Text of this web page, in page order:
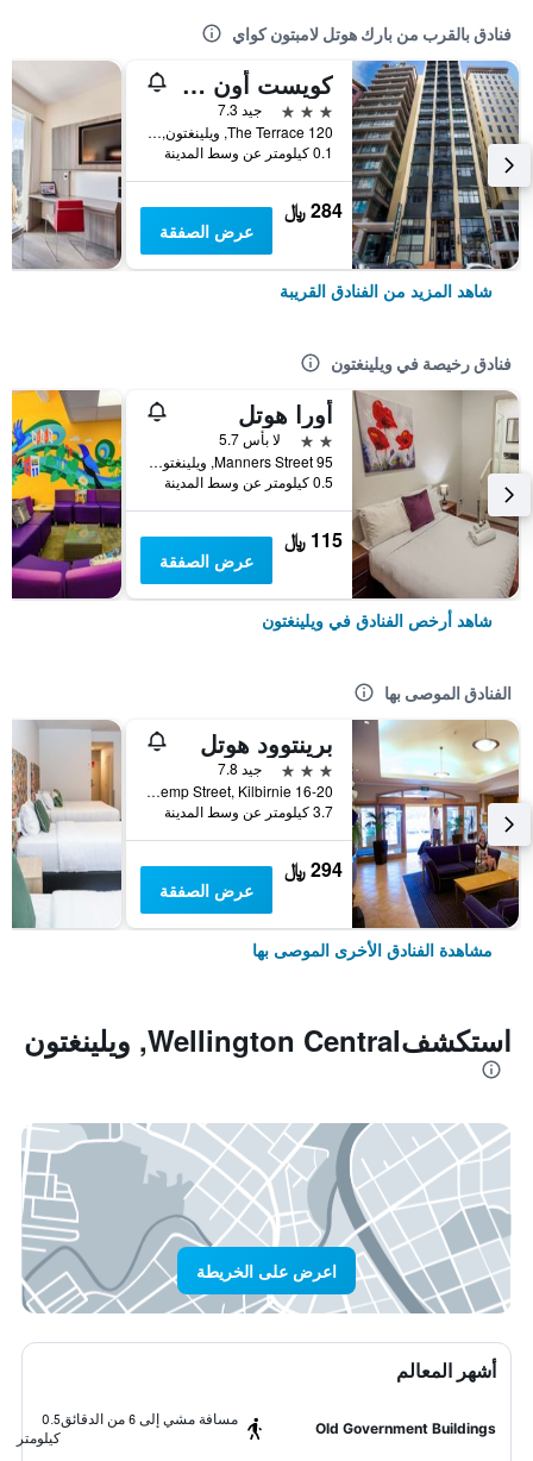
فنادق بالقرب من بارك هوتل لامبتون كواي
كويست أون ذا تيراس
3 نجوم
جيد 7.3
120 The Terrace, ويلينغتون, نيوزيلندا
0.1 كيلومتر عن وسط المدينة
284 ﷼
عرض الصفقة
شاهد المزيد من الفنادق القريبة
فنادق رخيصة في ويلينغتون
أورا هوتل
2 نجمتين
لا بأس 5.7
95 Manners Street, ويلينغتون, نيوزيلندا
0.5 كيلومتر عن وسط المدينة
115 ﷼
عرض الصفقة
شاهد أرخص الفنادق في ويلينغتون
الفنادق الموصى بها
برينتوود هوتل
3 نجوم
جيد 7.8
16-20 Kemp Street, Kilbirnie, ويلينغتون, نيوزيلندا
3.7 كيلومتر عن وسط المدينة
294 ﷼
عرض الصفقة
مشاهدة الفنادق الأخرى الموصى بها
استكشفWellington Central, ويلينغتون
اعرض على الخريطة
أشهر المعالم
Old Government Buildings
مسافة مشي إلى 6 من الدقائق
0.5
كيلومتر